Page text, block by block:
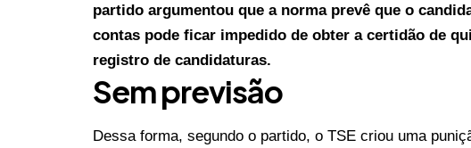
partido argumentou que a norma prevê que o
contas pode ficar impedido de obter a certidão de
registro de candidaturas.
Sem previsão
Dessa forma, segundo o partido, o TSE criou uma